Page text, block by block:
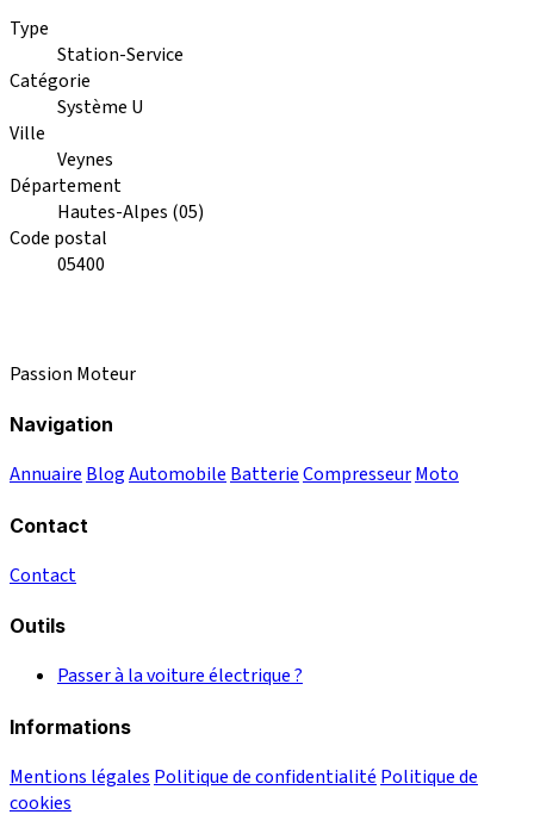
Type
Station-Service
Catégorie
Système U
Ville
Veynes
Département
Hautes-Alpes (05)
Code postal
05400
Passion Moteur
Navigation
Annuaire BlogAutomobile BatterieCompresseurMoto
Contact
Contact
Outils
Passer à la voiture électrique ?
Informations
Mentions légales Politique de confidentialité Politique de
cookies